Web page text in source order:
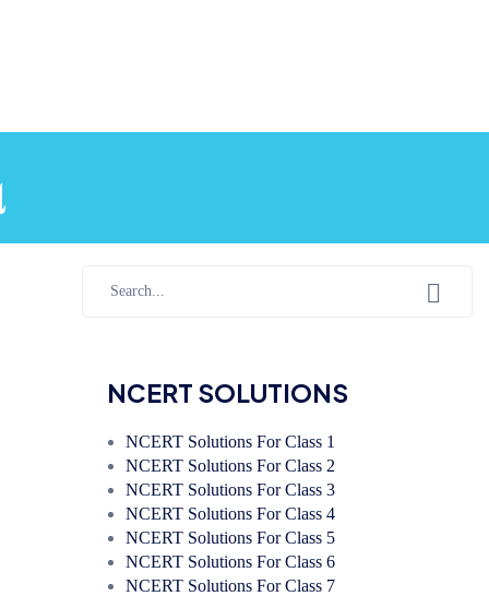
NCERT SOLUTIONS
NCERT Solutions For Class 1
NCERT Solutions For Class 2
NCERT Solutions For Class 3
NCERT Solutions For Class 4
NCERT Solutions For Class 5
NCERT Solutions For Class 6
NCERT Solutions For Class 7